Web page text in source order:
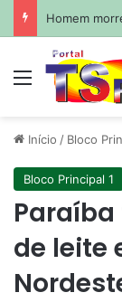
Menu
Início / Bloco
Bloco Principal 1
de leite